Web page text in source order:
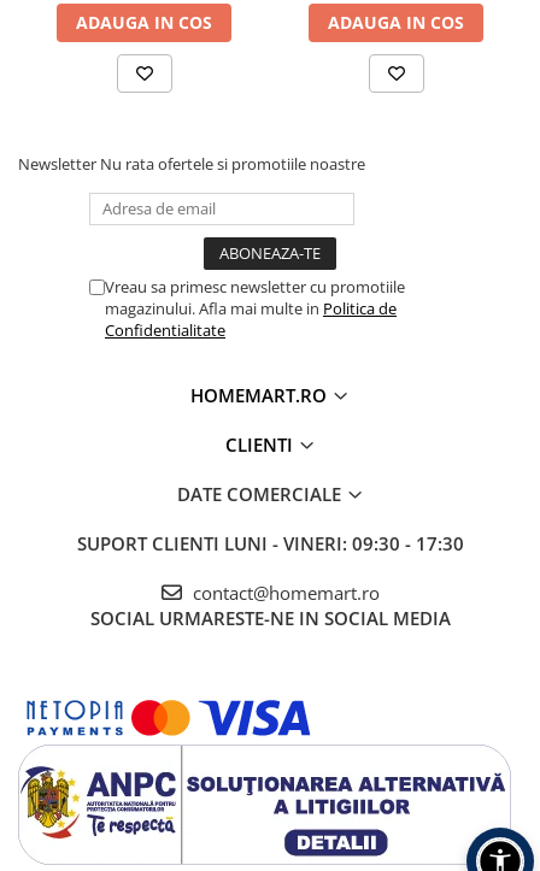
ADAUGA IN COS ADAUGA IN COS
Newsletter Nu rata ofertele si promotiile noastre
Vreau sa primesc newsletter cu promotiile
magazinului. Afla mai multe in Politica de
Confidentialitate
HOMEMART.RO
CLIENTI
DATE COMERCIALE
SUPORT CLIENTI LUNI - VINERI: 09:30 - 17:30
contact@homemart.ro
SOCIAL URMARESTE-NE IN SOCIAL MEDIA